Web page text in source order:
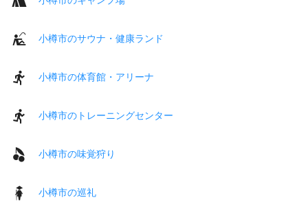
小樽市のサウナ・健康ランド
小樽市の体育館・アリーナ
小樽市のトレーニングセンター
小樽市の味覚狩り
小樽市の巡礼